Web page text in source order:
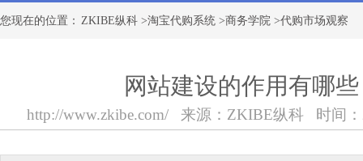
您现在的位置： ZKIBE纵科 >淘宝代购系统 >商务学院 >代购市场观察
网站建设的作用有哪
http://www.zkibe.com/来源： ZKIBE纵科 时间：